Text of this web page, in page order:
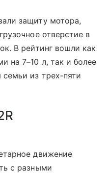
защиту мотора,
отверстие в
В рейтинг вошли как
на 7–10 л, так и более
из трех-пяти
движение
с разными